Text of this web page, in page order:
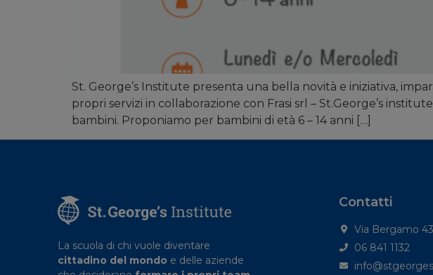
St. George’s Institute presenta una bella novità e iniziativa,
propri servizi in collaborazione con Frasi srl – St.George’s
bambini. Proponiamo per bambini di età 6 – 14 anni […]
La scuola di chi vuole diventare
cittadino del mondo e delle aziende
Contatti
Via Bergamo
06 841 1132